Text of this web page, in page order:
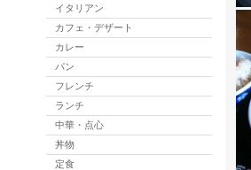
イタリアン
カフェ・デザート
カレー
パン
フレンチ
ランチ
中華・点心
丼物
定食